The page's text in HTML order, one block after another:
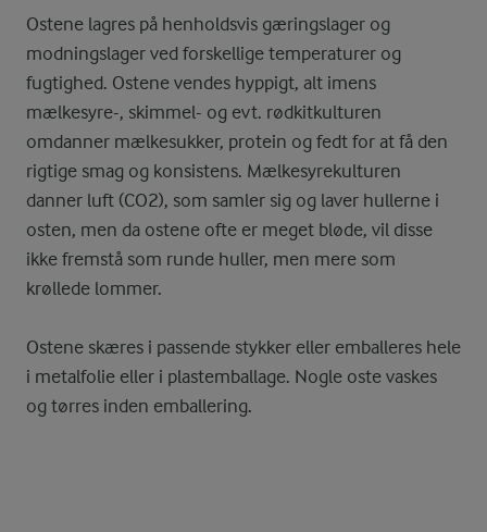
Ostene lagres på henholdsvis gæringslager og
modningslager ved forskellige temperaturer og
fugtighed. Ostene vendes hyppigt, alt imens
mælkesyre-, skimmel- og evt. rødkitkulturen
omdanner mælkesukker, protein og fedt for at få den
rigtige smag og konsistens. Mælkesyrekulturen
danner luft (CO2), som samler sig og laver hullerne i
osten, men da ostene ofte er meget bløde, vil disse
ikke fremstå som runde huller, men mere som
krøllede lommer.
Ostene skæres i passende stykker eller emballeres hele
i metalfolie eller i plastemballage. Nogle oste vaskes
og tørres inden emballering.